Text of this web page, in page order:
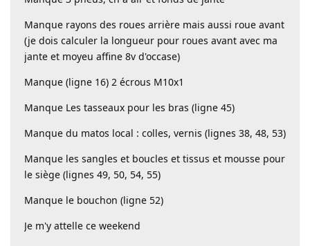
Manque rayons des roues arrière mais aussi roue avant
(je dois calculer la longueur pour roues avant avec ma
jante et moyeu affine 8v d'occase)
Manque (ligne 16) 2 écrous M10x1
Manque Les tasseaux pour les bras (ligne 45)
Manque du matos local : colles, vernis (lignes 38, 48, 53)
Manque les sangles et boucles et tissus et mousse pour
le siège (lignes 49, 50, 54, 55)
Manque le bouchon (ligne 52)
Je m'y attelle ce weekend